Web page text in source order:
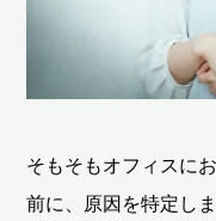
そもそもオフィスに
前に、原因を特定し